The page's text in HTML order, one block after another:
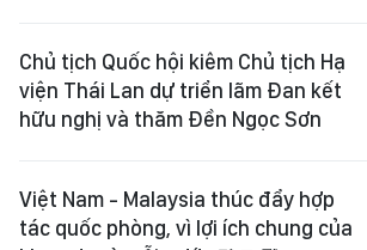
Chủ tịch Quốc hội kiêm Chủ tịch Hạ
viện Thái Lan dự triển lãm Đan kết
hữu nghị và thăm Đền Ngọc Sơn
Việt Nam - Malaysia thúc đẩy hợp
tác quốc phòng, vì lợi ích chung của